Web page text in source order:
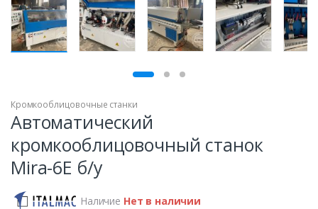
ПРОДАН
Кромкооблицовочные станки
Автоматический
кромкооблицовочный станок
Mira-6E б/у
Наличие Нет в наличии